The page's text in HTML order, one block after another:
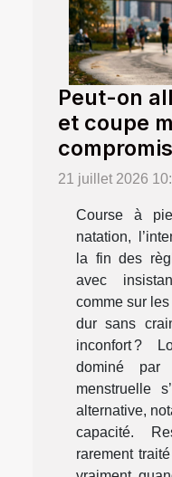
Peut-on
et coupe
compromis
21 juillet 2026
Course à
natation,
la fin des
avec
comme sur les
dur sans
inconfort ?
dominé
menstruelle
alternative,
capacité.
rarement